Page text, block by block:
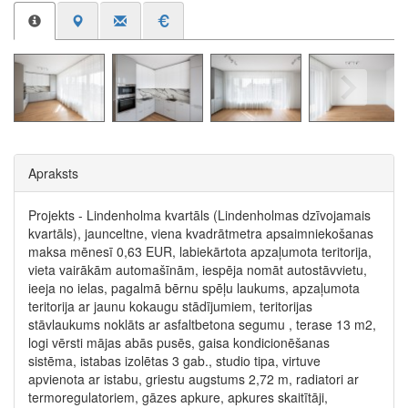
Apraksts
Projekts - Lindenholma kvartāls (Lindenholmas dzīvojamais
kvartāls), jaunceltne, viena kvadrātmetra apsaimniekošanas
maksa mēnesī 0,63 EUR, labiekārtota apzaļumota teritorija,
vieta vairākām automašīnām, iespēja nomāt autostāvvietu,
ieeja no ielas, pagalmā bērnu spēļu laukums, apzaļumota
teritorija ar jaunu kokaugu stādījumiem, teritorijas
stāvlaukums noklāts ar asfaltbetona segumu , terase 13 m2,
logi vērsti mājas abās pusēs, gaisa kondicionēšanas
sistēma, istabas izolētas 3 gab., studio tipa, virtuve
apvienota ar istabu, griestu augstums 2,72 m, radiatori ar
termoregulatoriem, gāzes apkure, apkures skaitītāji,